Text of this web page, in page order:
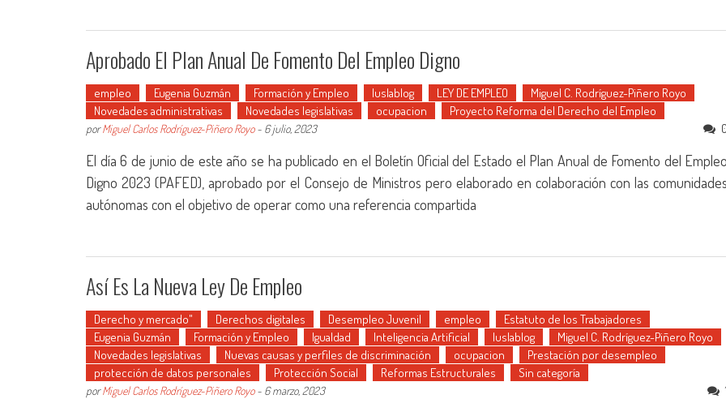
Aprobado El Plan Anual De Fomento Del Empleo Digno
empleo Eugenia Guzmán Formación y Empleo Iuslablog LEY DE EMPLEO
Miguel C. Rodríguez-Piñero Royo
Novedades administrativas
Novedades legislativas ocupacion Proyecto Reforma del Derecho del Empleo
porMiguel Carlos Rodríguez-Piñero Royo- 6 julio, 2023
El día 6 de junio de este año se ha publicado en el Boletín Oficial del Estado el Plan Anual de Fomento del
Digno 2023 (PAFED), aprobado por el Consejo de Ministros pero elaborado en colaboración con las
autónomas con el objetivo de operar como una referencia compartida
Así Es La Nueva Ley De Empleo
Derecho y mercado" Derechos digitales Desempleo Juvenil empleo
Estatuto de los Trabajadores
Eugenia Guzmán
Formación y Empleo Igualdad Inteligencia Artificial Iuslablog
Miguel C. Rodríguez-Piñero Royo
Novedades legislativas
Nuevas causas y perfiles de discriminación ocupacion
Prestación por desempleo
protección de datos personales
Protección Social Reformas Estructurales Sin categoría
porMiguel Carlos Rodríguez-Piñero Royo- 6 marzo, 2023